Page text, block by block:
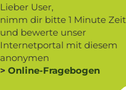
Lieber User,
nimm dir bitte 1 Minute Zeit
und bewerte unser
Internetportal mit diesem
anonymen
> Online-Fragebogen